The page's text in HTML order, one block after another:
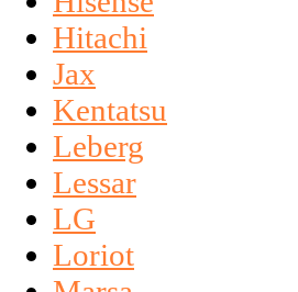
Hitachi
Jax
Kentatsu
Leberg
Lessar
LG
Loriot